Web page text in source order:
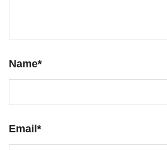
Name*
Email *